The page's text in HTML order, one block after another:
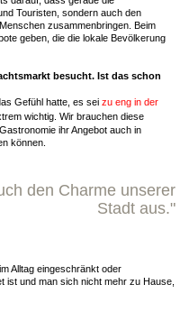
Touristen, sondern auch den
zusammenbringen. Beim
geben, die die lokale Bevölkerung
besucht. Ist das schon
Gefühl hatte, es sei zu eng in der
wichtig. Wir brauchen diese
ihr Angebot auch in
können.
den Charme unserer
Stadt aus."
Alltag eingeschränkt oder
ist und man sich nicht mehr zu Hause,